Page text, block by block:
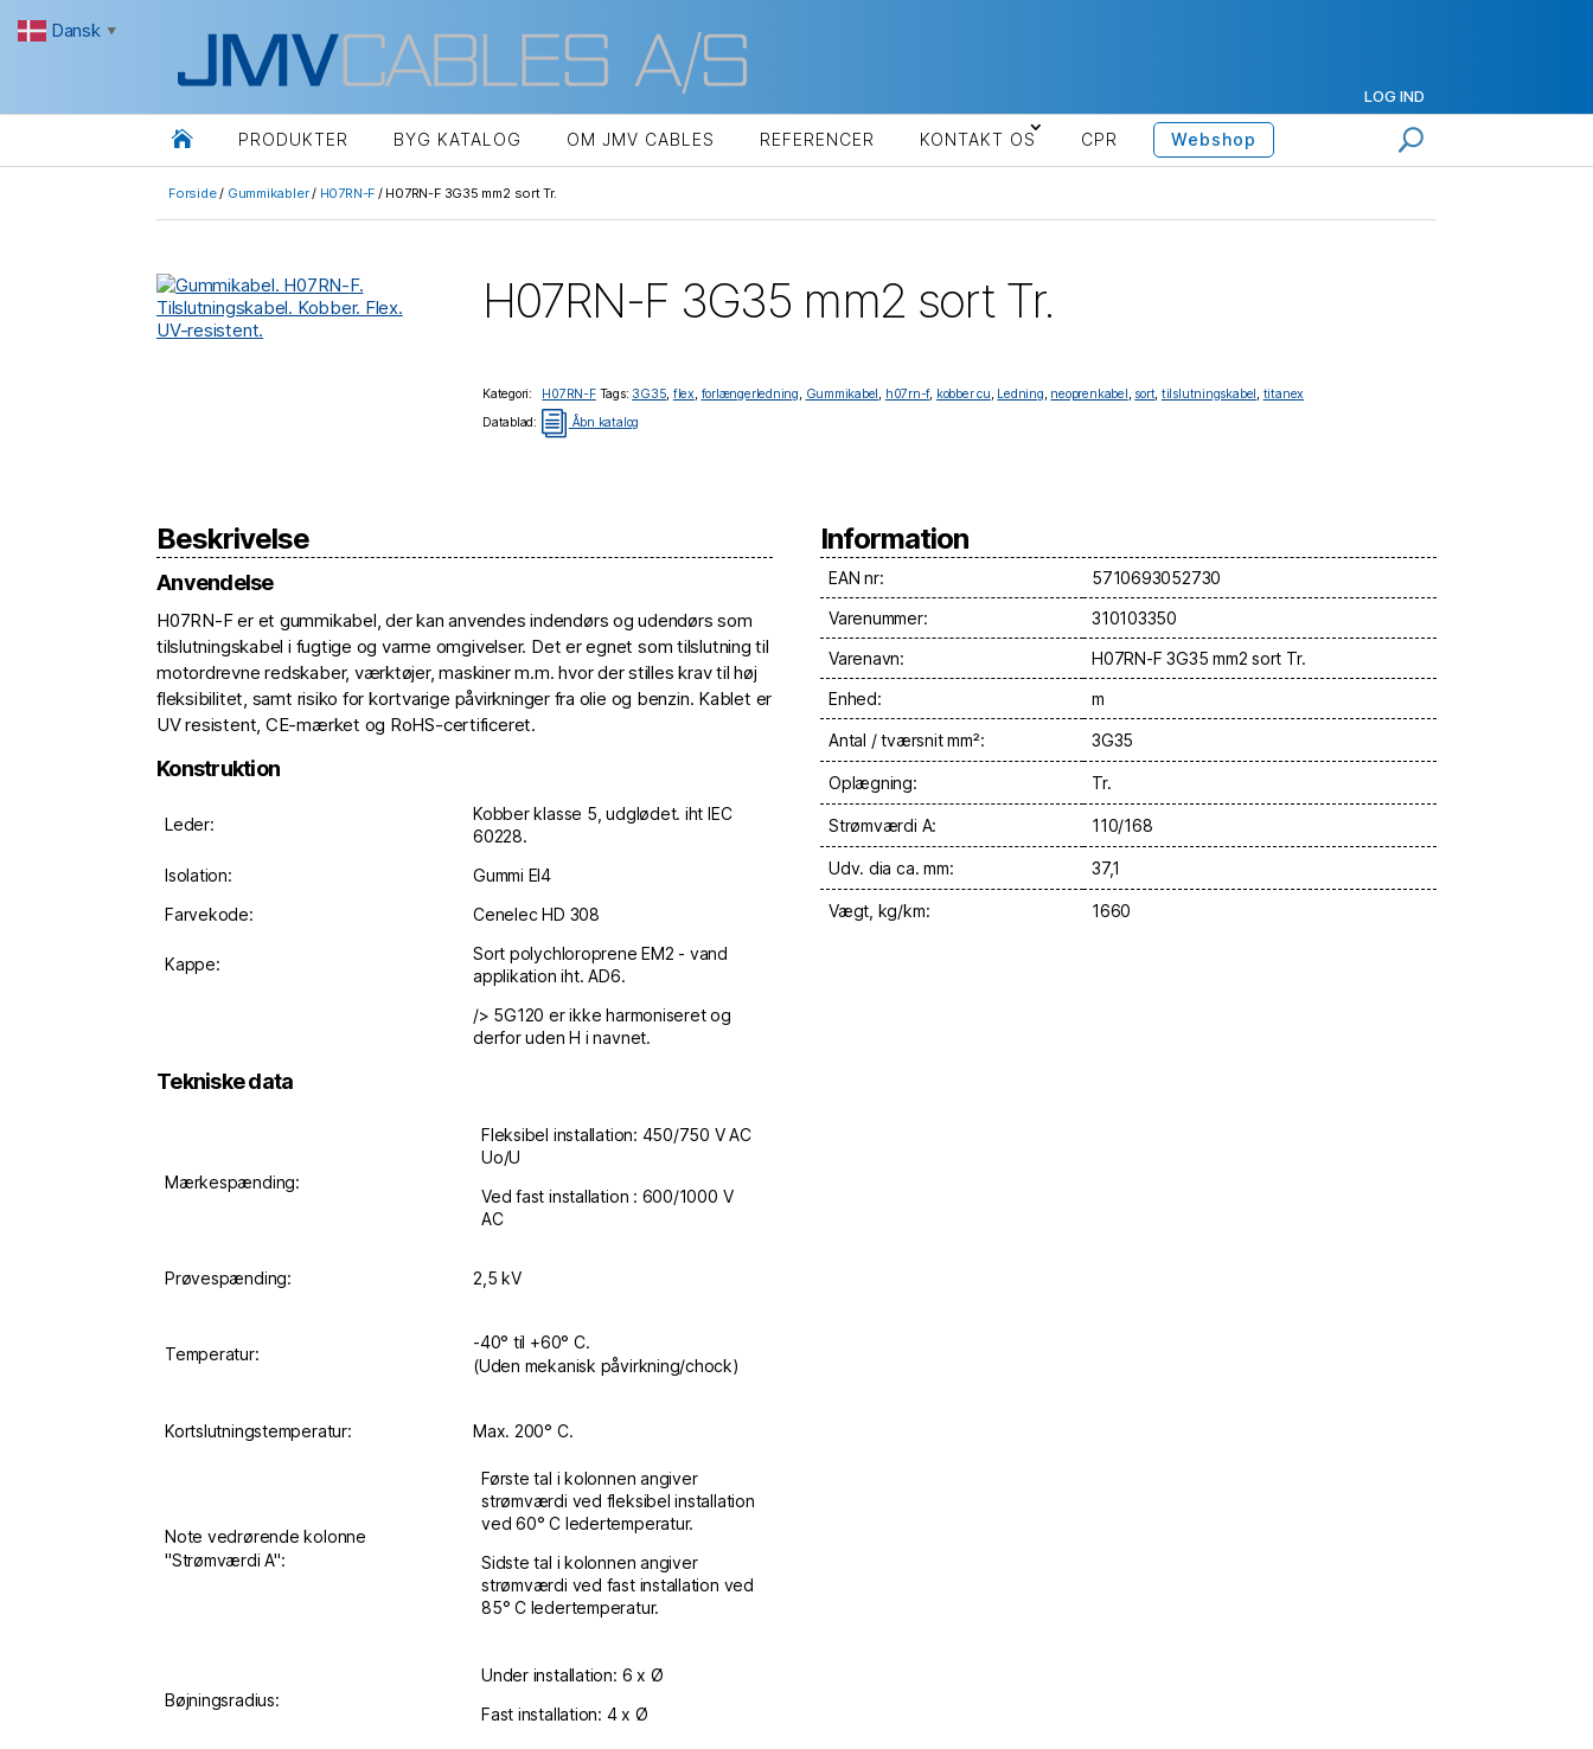
LOG IND
 PRODUKTER BYG KATALOG OM JMV CABLES REFERENCER KONTAKT OS CPR Webshop
Forside/ Gummikabler/ H07RN-F / H07RN-F 3G35 mm2 sort Tr.
H07RN-F 3G35 mm2 sort Tr.
Kategori: H07RN-F Tags: 3G35, flex, forlængerledning, Gummikabel , h07rn-f, kobber cu, Ledning, neoprenkabel , sort, tilslutningskabel , titanex
Datablad:
i Åbn katalog
Information
EAN nr:
5710693052730
Varenummer:
310103350
Varenavn:
H07RN-F 3G35 mm2 sort Tr.
Enhed:
m
Antal / tværsnit mm²: 3G35
Oplægning: Tr.
Strømværdi A: 110/168
Udv. dia ca. mm: 37,1
Vægt, kg/km: 1660
Beskrivelse
Anvendelse
H07RN-F er et gummikabel, der kan anvendes indendørs og udendørs som
tilslutningskabel i fugtige og varme omgivelser. Det er egnet som tilslutning til
motordrevne redskaber, værktøjer, maskiner m.m. hvor der stilles krav til høj
fleksibilitet, samt risiko for kortvarige påvirkninger fra olie og benzin. Kablet er
UV resistent, CE-mærket og RoHS-certificeret.
Konstruktion
Leder:
Kobber klasse 5, udglødet. iht IEC
60228.
Isolation:
Gummi EI4
Farvekode:
Cenelec HD 308
Kappe:
Sort polychloroprene EM2 - vand
applikation iht. AD6.
/> 5G120 er ikke harmoniseret og
derfor uden H i navnet.
Tekniske data
Mærkespænding:
Fleksibel installation: 450/750 V AC
Uo/U
Ved fast installation : 600/1000 V
AC
Prøvespænding: 2,5 kV
Temperatur:
-40° til +60° C.
(Uden mekanisk påvirkning/chock)
Kortslutningstemperatur: Max. 200° C.
Note vedrørende kolonne
"Strømværdi A":
Første tal i kolonnen angiver
strømværdi ved fleksibel installation
ved 60° C ledertemperatur.
Sidste tal i kolonnen angiver
strømværdi ved fast installation ved
85° C ledertemperatur.
Bøjningsradius:
Under installation: 6 x Ø
Fast installation: 4 x Ø
Dansk ▼